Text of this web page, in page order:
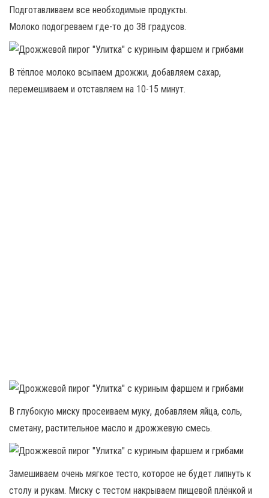
Подготавливаем все необходимые продукты.
Молоко подогреваем где-то до 38 градусов.
В тёплое молоко всыпаем дрожжи, добавляем сахар,
перемешиваем и отставляем на 10-15 минут.
В глубокую миску просеиваем муку, добавляем яйца, соль,
сметану, растительное масло и дрожжевую смесь.
Замешиваем очень мягкое тесто, которое не будет липнуть к
столу и рукам. Миску с тестом накрываем пищевой плёнкой и